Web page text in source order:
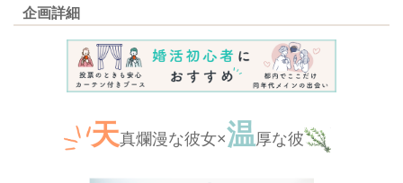
企画詳細
天真爛漫な彼女×温 厚な彼